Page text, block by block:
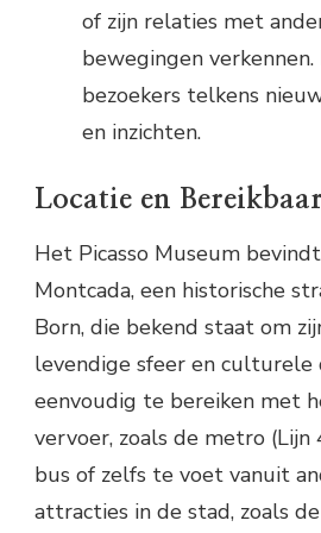
of zijn relaties met
bewegingen
bezoekers telkens
en inzichten.
Locatie en
Het Picasso Museum
Montcada, een historische
Born, die bekend staat om
levendige sfeer en culturele
eenvoudig te bereiken met
vervoer, zoals de metro (Lijn
bus of zelfs te voet vanuit
attracties in de stad, zoals de